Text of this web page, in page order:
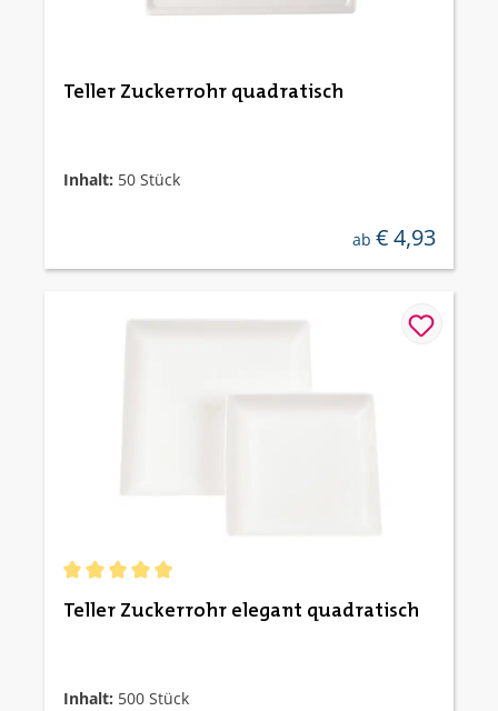
Teller Zuckerrohr quadratisch
Inhalt: 50 Stück
regulärer preis:
ab € 4,93
Teller Zuckerrohr elegant quadratisch
Inhalt: 500 Stück